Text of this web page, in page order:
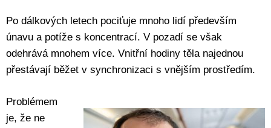
Po dálkových letech pociťuje mnoho lidí především
únavu a potíže s koncentrací. V pozadí se však
odehrává mnohem více. Vnitřní hodiny těla najednou
přestávají běžet v synchronizaci s vnějším prostředím.
Problémem
je, že ne